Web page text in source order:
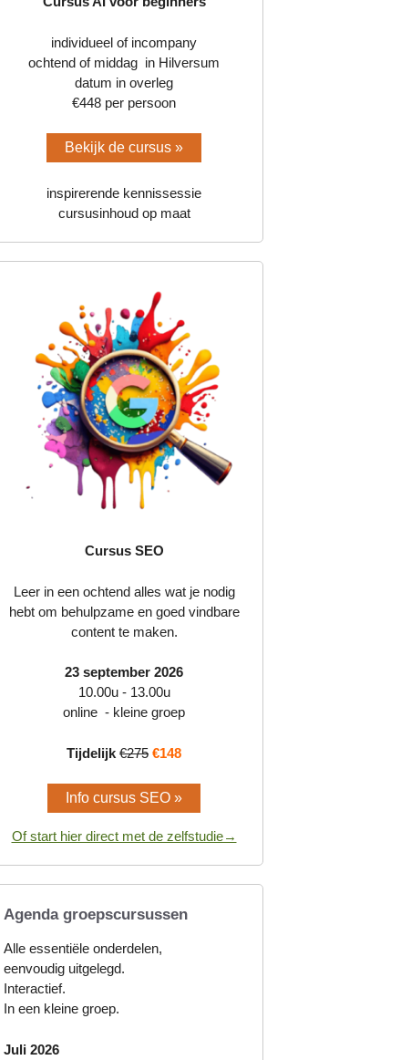
individueel of incompany
ochtend of middag in Hilversum
datum in overleg
€448 per persoon
Bekijk de cursus »
inspirerende kennissessie
cursusinhoud op maat
Cursus SEO
Leer in een ochtend alles wat je nodig
hebt om behulpzame en goed vindbare
content te maken.
23 september 2026
10.00u - 13.00u
online - kleine groep
Tijdelijk €275 €148
Info cursus SEO »
Of start hier direct met de zelfstudie→
Agenda groepscursussen
Alle essentiële onderdelen,
eenvoudig uitgelegd.
Interactief.
In een kleine groep.
Juli 2026